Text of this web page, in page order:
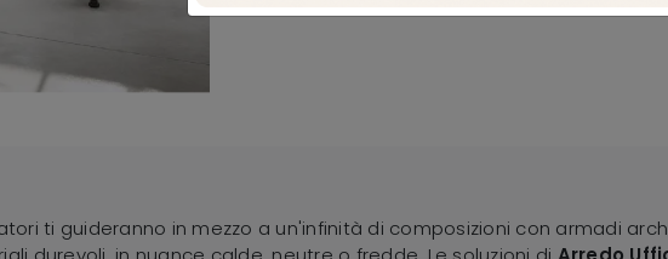
ti guideranno in mezzo a un'infinità di composizioni con armadi